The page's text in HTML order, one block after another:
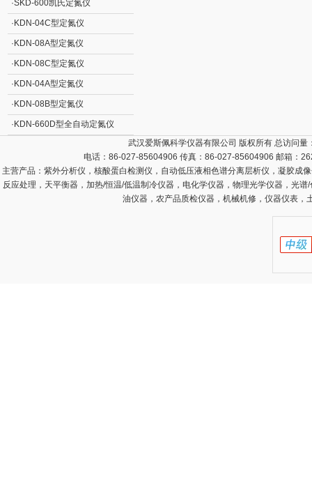
·SKD-600凯氏定氮仪
· KDN-04C型定氮仪
· KDN-08A型定氮仪
· KDN-08C型定氮仪
· KDN-04A型定氮仪
· KDN-08B型定氮仪
· KDN-660D型全自动定氮仪
武汉爱斯佩科学仪器有限公司 版权所有 总访问量
电话：86-027-85604906 传真：86-027-85604906 邮箱：
主营产品： 紫外分析仪，核酸蛋白检测仪，自动低压液相色谱分离层析仪，凝胶成
反应处理，天平衡器，加热/恒温/低温制冷仪器，电化学仪器，物理光学仪器，光
油仪器，农产品质检仪器，机械机修，仪器仪表，